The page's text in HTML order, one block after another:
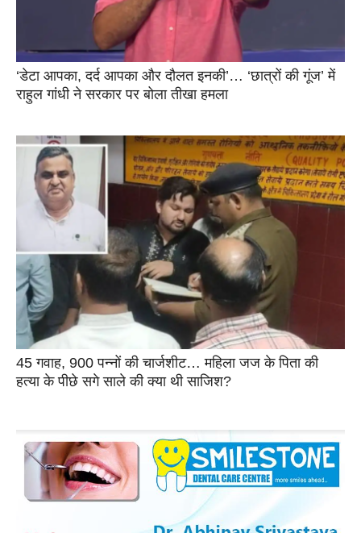
‘डेटा आपका, दर्द आपका और दौलत इनकी’… ‘छात्रों की गूंज’ में
राहुल गांधी ने सरकार पर बोला तीखा हमला
45 गवाह, 900 पन्नों की चार्जशीट… महिला जज के पिता की
हत्या के पीछे सगे साले की क्या थी साजिश?